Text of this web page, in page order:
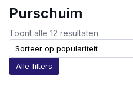
Purschuim
Toont alle 12 resultaten
op
Alle filters